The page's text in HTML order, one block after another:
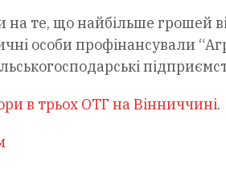
на те, що найбільше грошей
особи профінансували
в трьох ОТГ на Вінниччині.